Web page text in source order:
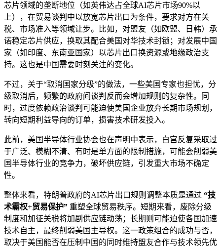
芯片领域的垄断地位（如英伟达占全球AI芯片市场90%以
上），在贸易谈判中以放宽芯片出口为条件，要求对方在关
税、市场准入等领域让步。比如，对盟友（如欧盟、日韩）承
诺稳定芯片供应，换取其配合美国对华技术封锁；对发展中国
家（如印度、东南亚国家）以芯片出口换资源或地缘政治支
持。这也是中国需要时刻关注的变化。
不过，关于“取消国家分级”的做法，一些美国专家也担忧，分
级取消后，频繁的政府间谈判反而会增加规则的复杂性。同
时，过度依赖政治谈判可能迫使美国企业放弃长期市场规划，
转向短期利益导向的订单，损害技术研发投入。
此前，美国半导体行业协会也在声明中表示，白宫反复采取过
于广泛、模糊不清、有时是单方面的限制措施，可能会削弱美
国半导体行业的竞争力，破坏供应链，引发重大市场不确定
性。
整体来看，特朗普政府的AI芯片出口规则调整本质是通过 “技
术霸权+贸易保护” 重塑全球贸易秩序。短期来看，废除分级
制度和加征关税将加剧供应链动荡；长期则可能迫使各国加速
技术自主，最终削弱美国主导权。这一政策组合的成功与否，
取决于美国能否在压制中国的同时维持盟友合作与技术领先优